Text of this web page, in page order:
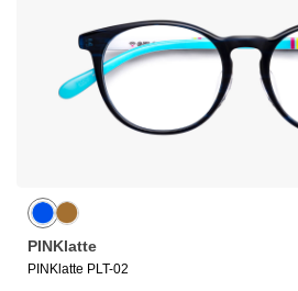
PINKlatte
PINKlatte PLT-02